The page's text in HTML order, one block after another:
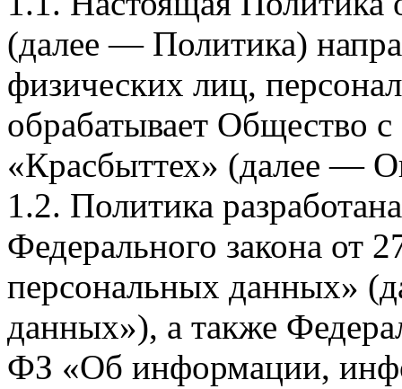
(далее — Политика)
физических лиц,
обрабатывает Общество
«Красбыттех» (далее —
1.2. Политика
Федерального закона
персональных данных»
данных»), а также
ФЗ «Об информации,